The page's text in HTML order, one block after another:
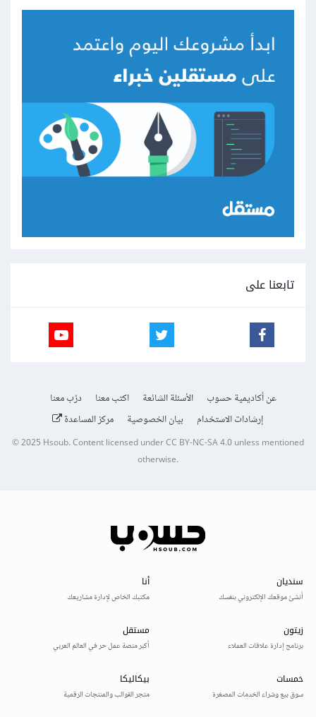
تابعنا على
عن أكاديمية حسوب الأسئلة الشائعة اكتب معنا
درّب معنا
إرشادات الاستخدام
بيان الخصوصية مركز المساعدة
© 2025Hsoub.Content licensed underCC BY-NC-SA 4.0unless mentioned
otherwise.